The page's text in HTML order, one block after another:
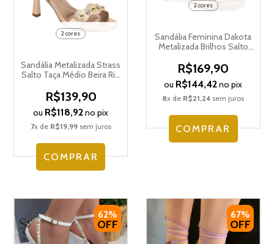
2 cores
Sandália Metalizada Strass
Salto Taça Médio Beira Rio
R$139,90
ou R$118,92no pix
7x de R$19,99sem juros
COMPRAR
2 cores
Sandália Feminina Dakota
Metalizada Brilhos Salto
R$169,90
ou R$144,42no pix
8x de R$21,24 sem juros
COMPRAR
62%
OFF
67%
OFF